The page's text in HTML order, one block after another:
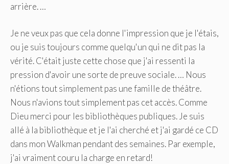
arrière. …
Je ne veux pas que cela donne l'impression que je l'étais,
ou je suis toujours comme quelqu'un qui ne dit pas la
vérité. C'était juste cette chose que j'ai ressenti la
pression d'avoir une sorte de preuve sociale. … Nous
n'étions tout simplement pas une famille de théâtre.
Nous n'avions tout simplement pas cet accès. Comme
Dieu merci pour les bibliothèques publiques. Je suis
allé à la bibliothèque et je l'ai cherché et j'ai gardé ce CD
dans mon Walkman pendant des semaines. Par exemple,
j'ai vraiment couru la charge en retard!